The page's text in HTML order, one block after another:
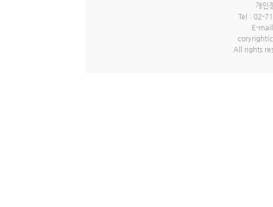
이 약관에 명시되지 않은 사항이 관계 법령에 규
개인
Tel : 02-
E-
All rights